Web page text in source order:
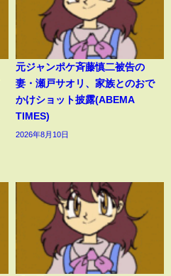
元ジャンポケ斉藤慎二被告の
妻・瀬戸サオリ、家族とのおで
かけショット披露(ABEMA
TIMES)
2026年8月10日